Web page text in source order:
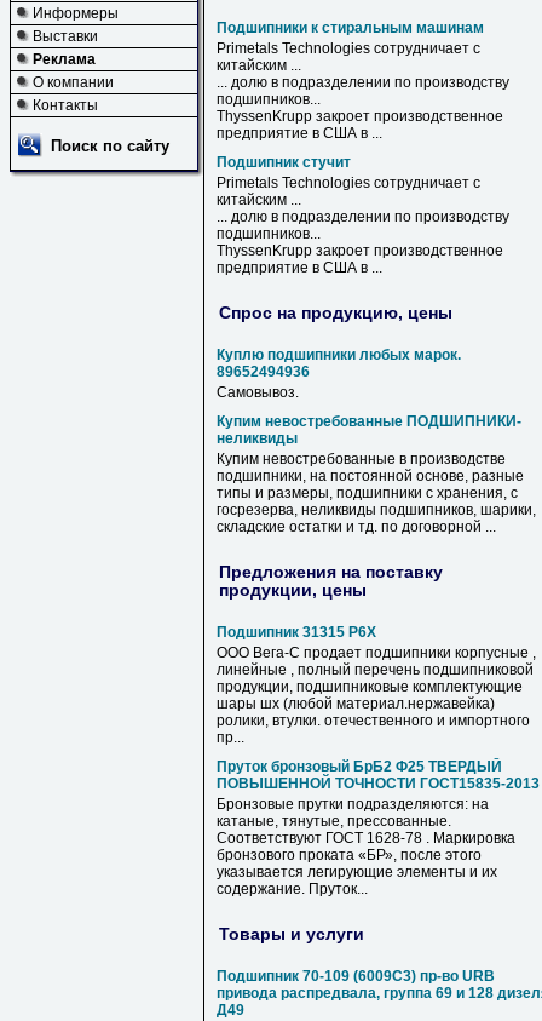
Информеры
Выставки
Реклама
О компании
Контакты
Поиск по сайту
Подшипники к стиральным машинам
Primetals Technologies сотрудничает с
китайским ...
... долю в подразделении по производству
подшипников...
ThyssenKrupp закроет производственное
предприятие в США в ...
Подшипник стучит
Primetals Technologies сотрудничает с
китайским ...
... долю в подразделении по производству
подшипников...
ThyssenKrupp закроет производственное
предприятие в США в ...
Спрос на продукцию, цены
Куплю подшипники любых марок.
89652494936
Самовывоз.
Купим невостребованные ПОДШИПНИКИ-
неликвиды
Купим невостребованные в производстве
подшипники, на постоянной основе, разные
типы и размеры, подшипники с хранения, с
госрезерва, неликвиды подшипников, шарики,
складские остатки и тд. по договорной ...
Предложения на поставку
продукции, цены
Подшипник 31315 P6X
ООО Вега-С продает подшипники корпусные ,
линейные , полный перечень подшипниковой
продукции, подшипниковые комплектующие
шары шх (любой материал.нержавейка)
ролики, втулки. отечественного и импортного
пр...
Пруток бронзовый БрБ2 Ф25 ТВЕРДЫЙ
ПОВЫШЕННОЙ ТОЧНОСТИ ГОСТ15835-2013
Бронзовые прутки подразделяются: на
катаные, тянутые, прессованные.
Соответствуют ГОСТ 1628-78 . Маркировка
бронзового проката «БР», после этого
указывается легирующие элементы и их
содержание. Пруток...
Товары и услуги
Подшипник 70-109 (6009С3) пр-во URB
привода распредвала, группа 69 и 128
Д49